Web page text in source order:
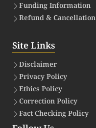
Funding Information
Refund & Cancellation
Site Links
Disclaimer
Privacy Policy
Ethics Policy
Correction Policy
Fact Checking Policy